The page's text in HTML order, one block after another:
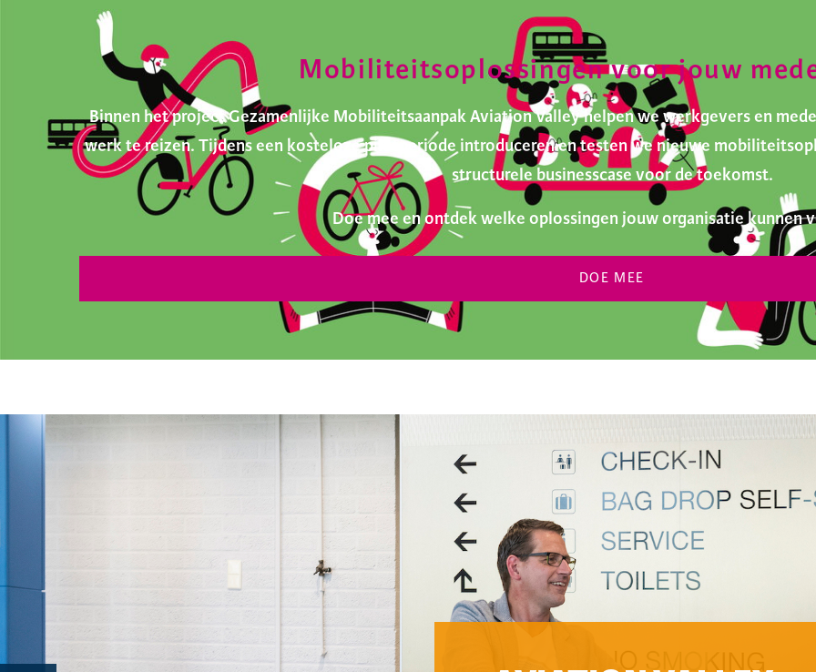
Mobiliteitsoplossingen voor jouw
Binnen het project Gezamenlijke Mobiliteitsaanpak Aviation Valley helpen we werkgevers en
werk te reizen. Tijdens een kosteloze pilotperiode introduceren en testen we nieuwe
structurele businesscase voor de toekomst.
Doe mee en ontdek welke oplossingen jouw organisatie kunnen
DOE MEE